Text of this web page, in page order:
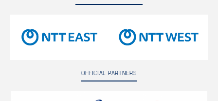
OFFICIAL PARTNERS